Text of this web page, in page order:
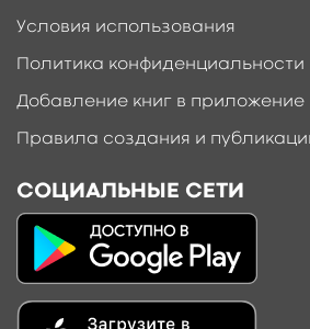
Условия использования
Политика конфиденциальности
Добавление книг в приложение
Правила создания и
СОЦИАЛЬНЫЕ СЕТИ